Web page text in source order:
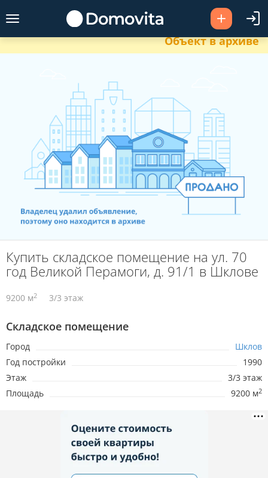
Объект в архиве
Купить складское помещение на ул. 70
год Великой Перамоги, д. 91/1 в Шклове
9200 м2 3/3 этаж
Складское помещение
Город
Шклов
Год постройки
1990
Этаж
3/3 этаж
Площадь
9200 м2